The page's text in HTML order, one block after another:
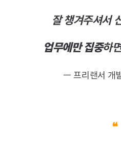
잘 챙겨주셔서
업무에만 집중하
ㅡ 프리랜서 개
❝